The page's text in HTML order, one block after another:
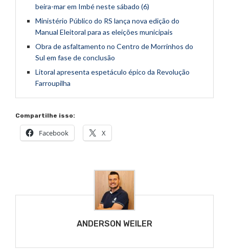
beira-mar em Imbé neste sábado (6)
Ministério Público do RS lança nova edição do
Manual Eleitoral para as eleições municipais
Obra de asfaltamento no Centro de Morrinhos do
Sul em fase de conclusão
Litoral apresenta espetáculo épico da Revolução
Farroupilha
Compartilhe isso:
Facebook X
ANDERSON WEILER